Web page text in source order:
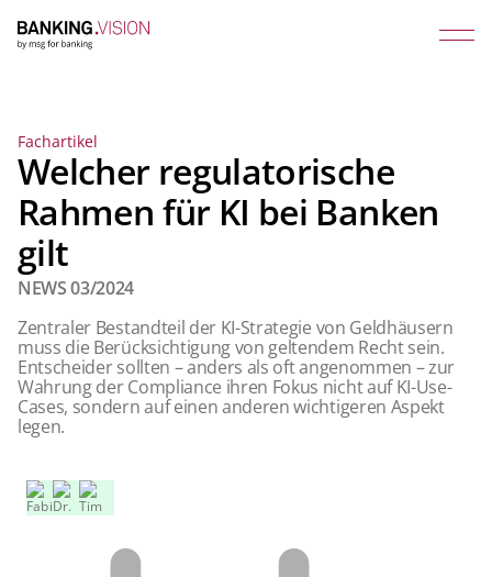
Fachartikel
Welcher regulatorische
Rahmen für KI bei Banken
gilt
NEWS 03/2024
Zentraler Bestandteil der KI-Strategie von Geldhäusern
muss die Berücksichtigung von geltendem Recht sein.
Entscheider sollten – anders als oft angenommen – zur
Wahrung der Compliance ihren Fokus nicht auf KI-Use-
Cases, sondern auf einen anderen wichtigeren Aspekt
legen.